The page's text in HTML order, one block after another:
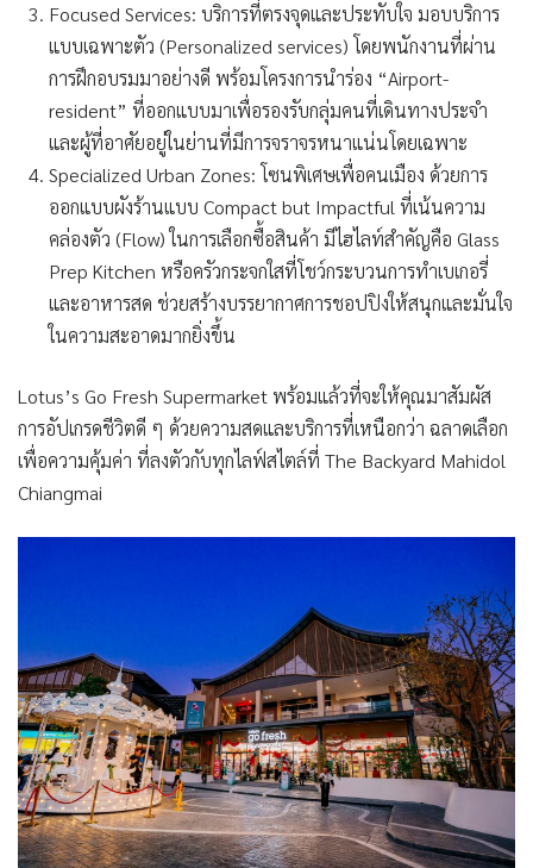
Focused Services: บริการที่ตรงจุดและประทับใจ มอบบริการ
แบบเฉพาะตัว (Personalized services) โดยพนักงานที่ผ่าน
การฝึกอบรมมาอย่างดี พร้อมโครงการนำร่อง “Airport-
resident” ที่ออกแบบมาเพื่อรองรับกลุ่มคนที่เดินทางประจำ
และผู้ที่อาศัยอยู่ในย่านที่มีการจราจรหนาแน่นโดยเฉพาะ
Specialized Urban Zones: โซนพิเศษเพื่อคนเมือง ด้วยการ
ออกแบบผังร้านแบบ Compact but Impactful ที่เน้นความ
คล่องตัว (Flow) ในการเลือกซื้อสินค้า มีไฮไลท์สำคัญคือ Glass
Prep Kitchen หรือครัวกระจกใสที่โชว์กระบวนการทำเบเกอรี่
และอาหารสด ช่วยสร้างบรรยากาศการชอปปิงให้สนุกและมั่นใจ
ในความสะอาดมากยิ่งขึ้น
Lotus’s Go Fresh Supermarket พร้อมแล้วที่จะให้คุณมาสัมผัส
การอัปเกรดชีวิตดี ๆ ด้วยความสดและบริการที่เหนือกว่า ฉลาดเลือก
เพื่อความคุ้มค่า ที่ลงตัวกับทุกไลฟ์สไตล์ที่ The Backyard Mahidol
Chiangmai